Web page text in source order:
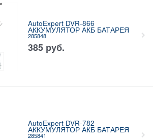
AutoExpert DVR-866
АККУМУЛЯТОР АКБ БАТАРЕЯ
285848
385 руб.
AutoExpert DVR-782
АККУМУЛЯТОР АКБ БАТАРЕЯ
285841